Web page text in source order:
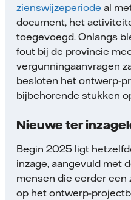
zienswijzeperiode al
document, het
toegevoegd. Onlangs
fout bij de provincie
vergunningaanvragen
besloten het ontwerp-
bijbehorende stukken
Nieuwe ter
Begin 2025 ligt
inzage, aangevuld met
mensen die eerder
op het ontwerp-